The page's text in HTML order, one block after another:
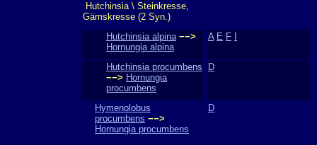
Hutchinsia \ Steinkresse,
Gämskresse (2 Syn.)
Hutchinsia alpina −−>
Hornungia alpina
A E F
Hutchinsia procumbens
−−> Hornungia
procumbens
D
Hymenolobus
procumbens −−>
Hornungia procumbens
D